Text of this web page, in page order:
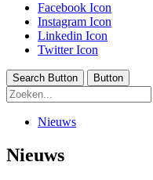
Facebook Icon
Instagram Icon
Linkedin Icon
Twitter Icon
Search Button Button
Nieuws
Nieuws